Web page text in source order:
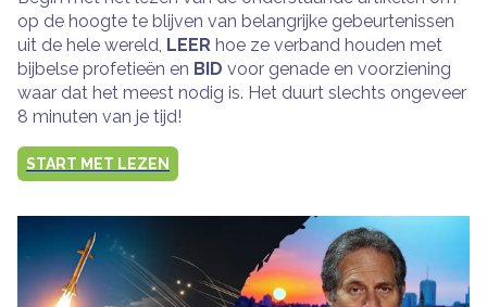
op de hoogte te blijven van belangrijke gebeurtenissen
uit de hele wereld, LEER hoe ze verband houden met
bijbelse profetieën en BID voor genade en voorziening
waar dat het meest nodig is. Het duurt slechts ongeveer
8 minuten van je tijd!
START MET LEZEN